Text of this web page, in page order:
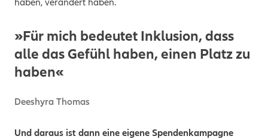
»Für mich bedeutet Inklusion, dass
alle das Gefühl haben, einen Platz zu
haben«
Deeshyra Thomas
Und daraus ist dann eine eigene Spendenkampagne